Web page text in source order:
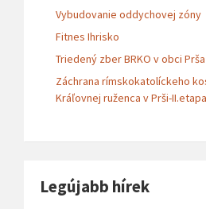
Vybudovanie oddychovej zóny
Fitnes Ihrisko
Triedený zber BRKO v obci Prša
Záchrana rímskokatolíckeho
Kráľovnej ruženca v Prši-II.etapa
Legújabb hírek